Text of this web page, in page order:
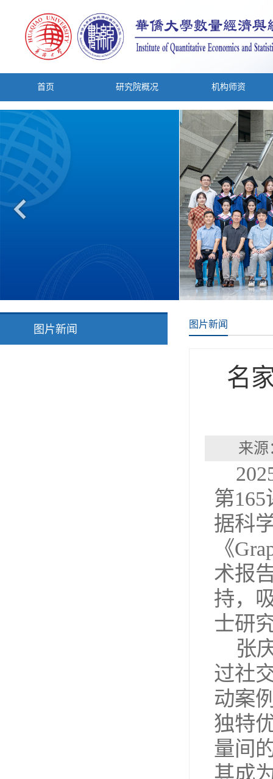
首页 研究院概况 机构师资
图片新闻 图片新闻
名
来
第
据科
《
术报
持，
士研
张
过社
动案
独特
量间
其成